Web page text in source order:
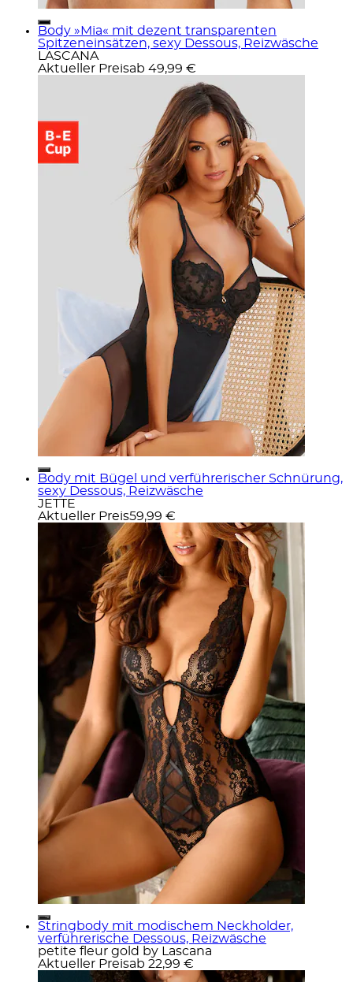
Body »Mia« mit dezent transparenten
Spitzeneinsätzen, sexy Dessous, Reizwäsche
LASCANA
Aktueller Preisab 49,99 €
Body mit Bügel und verführerischer Schnürung,
sexy Dessous, Reizwäsche
JETTE
Aktueller Preis59,99 €
Stringbody mit modischem Neckholder,
verführerische Dessous, Reizwäsche
petite fleur gold by Lascana
Aktueller Preisab 22,99 €